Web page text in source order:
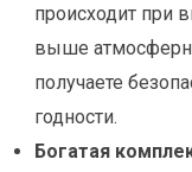
происходит при
выше
получаете
годности.
Богатая